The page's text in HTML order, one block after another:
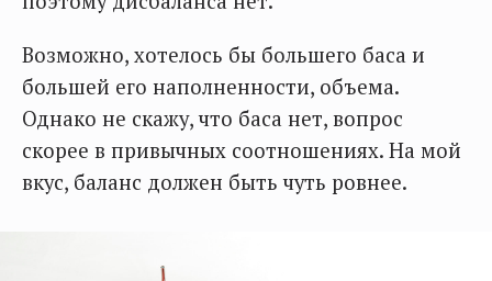
Возможно, хотелось бы большего баса и
большей его наполненности, объема.
Однако не скажу, что баса нет, вопрос
скорее в привычных соотношениях. На мой
вкус, баланс должен быть чуть ровнее.